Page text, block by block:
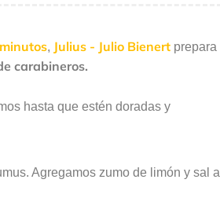
, Julius - Julio Bienert prepara
carabineros.
hasta que estén doradas y
Agregamos zumo de limón y sal al